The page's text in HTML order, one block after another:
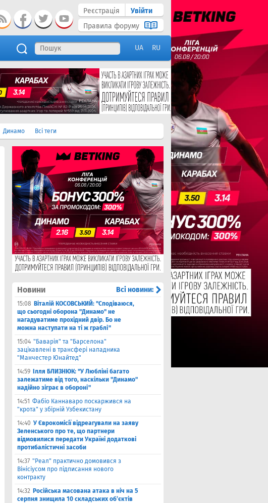
Реєстрація
Увійти
Правила форуму
UA RU
Динамо Всі теги
Новини Всі новини:
15:08 Віталій КОСОВСЬКИЙ: "Сподіваюся,
що сьогодні оборона "Динамо" не
нагадуватиме прохідний двір. Бо не
можна наступати на ті ж граблі"
15:04 "Баварія" та "Барселона"
зацікавлені в трансфері нападника
"Манчестер Юнайтед"
14:59
Ілля БЛИЗНЮК: "У Любліні багато
залежатиме від того, наскільки "Динамо"
надійно зіграє в обороні"
14:51 Фабіо Каннаваро поскаржився на
"крота" у збірній Узбекистану
14:40 У Єврокомісії відреагували на заяву
Зеленського про те, що партнери
відмовилися передати Україні додаткові
протибалістичні засоби
14:37 "Реал" практично домовився з
Вінісіусом про підписання нового
контракту
14:32 Російська масована атака в ніч на 5
серпня знищила 10 складських об’єктів